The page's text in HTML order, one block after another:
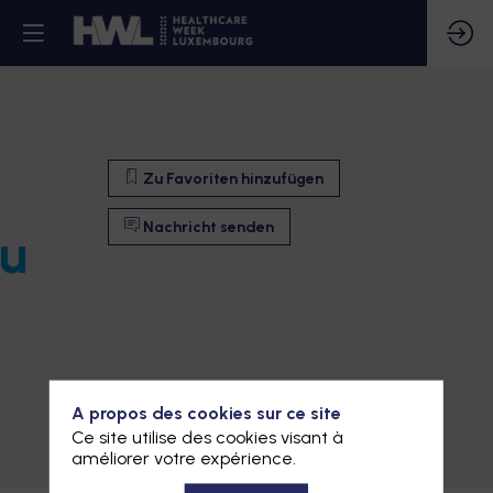
Zu Favoriten hinzufügen
Nachricht senden
Zu Favoriten hinzufügen
Nachricht senden
A propos des cookies sur ce site
Ce site utilise des cookies visant à
améliorer votre expérience.